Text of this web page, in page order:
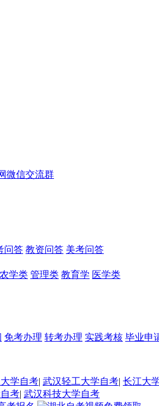
微信交流群
问答 教资问答 美考问答
农学类 管理类 教育学 医学类
免考办理 转考办理 实践考核 毕业申
学自考| 武汉轻工大学自考| 长江大
考| 武汉科技大学自考